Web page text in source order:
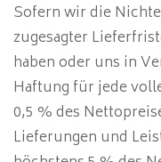
Sofern wir die
zugesagter
haben oder uns in
Haftung für jede
0,5 % des
Lieferungen und